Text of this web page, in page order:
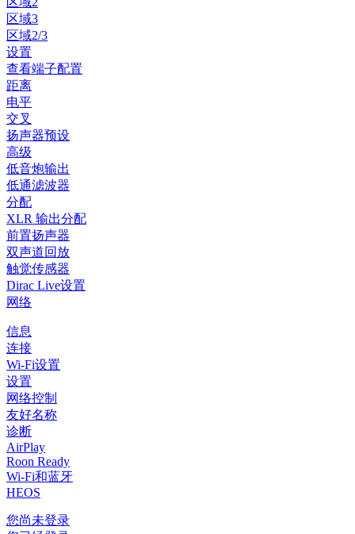
区域3
区域2/3
设置
查看端子配置
距离
电平
交叉
扬声器预设
高级
低音炮输出
低通滤波器
分配
XLR 输出分配
前置扬声器
双声道回放
触觉传感器
Dirac Live设置
网络
信息
连接
Wi-Fi设置
设置
网络控制
友好名称
诊断
AirPlay
Roon Ready
Wi-Fi和蓝牙
HEOS
您尚未登录